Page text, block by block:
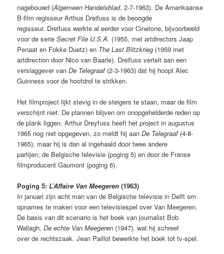
nagebouwd (Algemeen Handelsblad, 2-7-1963). De Amerikaanse
B-film regisseur Arthus Dreifuss is de beoogde
regisseur. Dreifuss werkte al eerder voor Cinetone, bijvoorbeeld
voor de serieSecret File U.S.A. (1955, met artdirectors Jaap
Penaat en Fokke Duetz) en The Last Blitzkrieg (1959 met
artdirection door Nico van Baarle). Dreifuss vertelt aan een
verslaggever vanDe Telegraaf(2-3-1963) dat hij hoopt Alec
Guinness voor de hoofdrol te strikken.
Het filmproject lijkt stevig in de steigers te staan, maar de film
verschijnt niet. De plannen blijven om onopgehelderde reden op
de plank liggen. Arthur Dreyfuss heeft het project in augustus
1965 nog niet opgegeven, zo meldt hij aanDe Telegraaf(4-8-
1965), maar hij is dan al ingehaald door twee andere
partijen; de Belgische televisie (poging 5) en door de Franse
filmproducent Gaumont (poging 6).
Poging 5:L’Affaire Van Meegeren (1963)
In januari zijn acht man van de Belgische televisie in Delft om
opnames te maken voor een televisiespel over Van Meegeren.
De basis van dit scenario is het boek van journalist Bob
Wallagh,De echte Van Meegeren (1947), wat hij schreef
over de rechtszaak. Jean Paillot bewerkte het boek tot tv-spel.